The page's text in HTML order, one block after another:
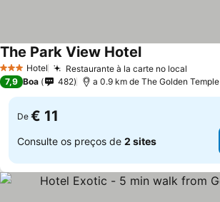
3 EstrelasHotel Restaurante à la carte no local
The Park View HotelVer preços
7,9 Boa 482 a 0.9 km de The Golden Temple
De € 11
Consulte os preços de 2 sites